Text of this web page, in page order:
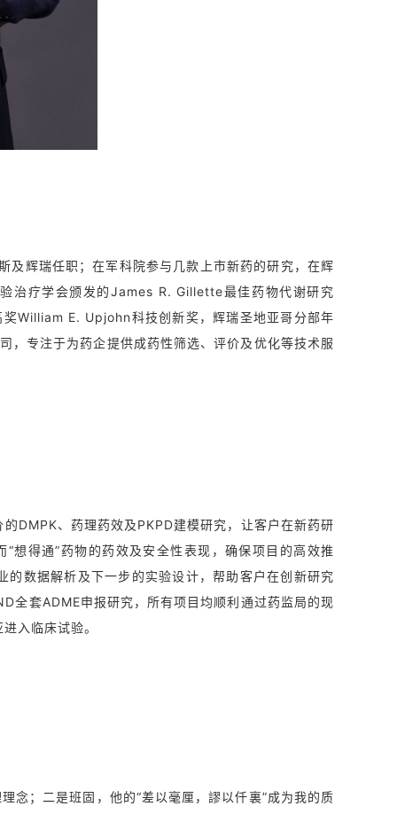
及辉瑞任职；在军科院参与几款上市新药的研究，在辉
治疗学会颁发的James R. Gillette最佳药物代谢研究
William E. Upjohn科技创新奖，辉瑞圣地亚哥分部年
，专注于为药企提供成药性筛选、评价及优化等技术服
DMPK、药理药效及PKPD建模研究，让客户在新药研
想得通”药物的药效及安全性表现，确保项目的高效推
数据解析及下一步的实验设计，帮助客户在创新研究
全套ADME申报研究，所有项目均顺利通过药监局的现
入临床试验。
念；二是班固，他的“差以毫厘，謬以仟裏”成为我的质